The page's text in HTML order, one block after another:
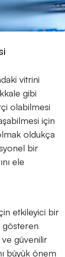
vitrini
gibi
olabilmesi
için
oldukça
bir
ele
etkileyici bir
gösteren
güvenilir
büyük önem